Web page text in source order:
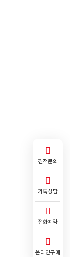
견적문의
카톡상담
전화예약
온라인구매